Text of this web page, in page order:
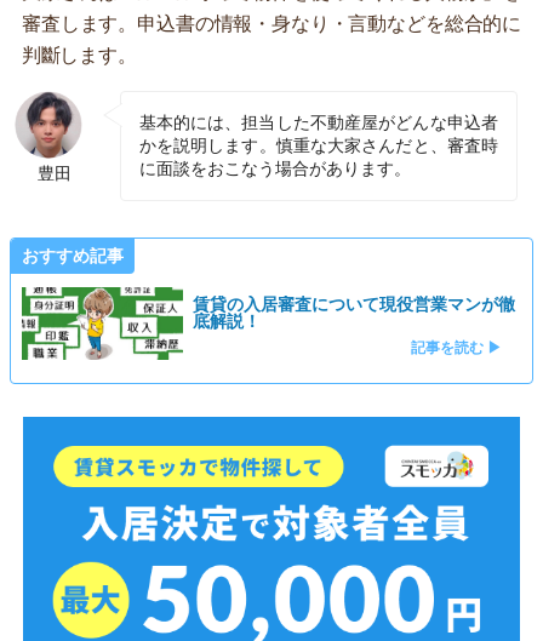
審査します。申込書の情報・身なり・言動などを総合的に
判斷します。
豊田
基本的には、担当した不動産屋がどんな申込者
かを説明します。慎重な大家さんだと、審査時
に面談をおこなう場合があります。
おすすめ記事
賃貸の入居審査について現役営業マンが徹
底解説！
記事を読む ▶